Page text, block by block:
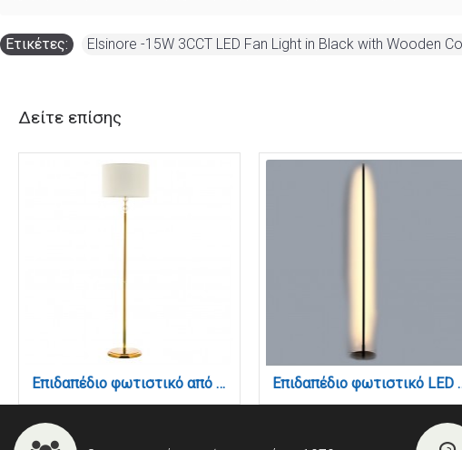
Ετικέτες: Elsinore -15W 3CCT LED Fan Light in Black with Wooden
Δείτε επίσης
Επιδαπέδιο φωτιστικό από χρυσό μέταλλο κρύσταλλο και υφασμάτινο καπέλο 1XE27 D:177cm (45360-Χρυσό) Επιδαπέδιο